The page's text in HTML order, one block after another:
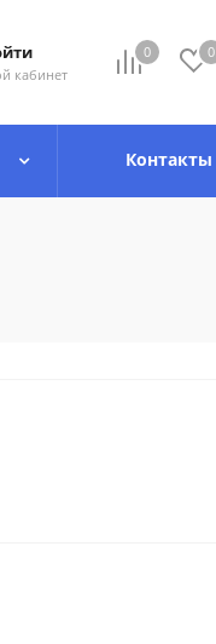
0 0
кабинет
Контакты